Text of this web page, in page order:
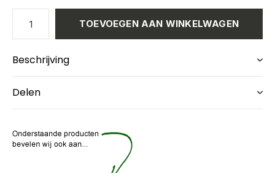
TOEVOEGEN AAN WINKELWAGEN
Beschrijving
Delen